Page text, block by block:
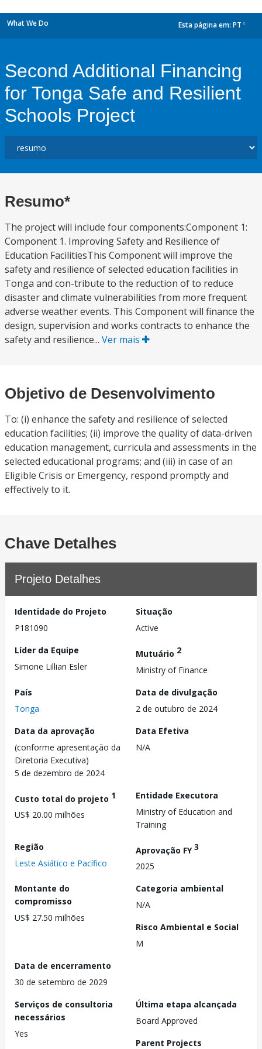
What We Do Esta página em: PT
Second Additional Financing
for Tonga Safe and Resilient
Schools Project
Resumo*
The project will include four components:Component 1:
Component 1. Improving Safety and Resilience of
Education FacilitiesThis Component will improve the
safety and resilience of selected education facilities in
Tonga and con-tribute to the reduction of to reduce
disaster and climate vulnerabilities from more frequent
adverse weather events. This Component will finance the
design, supervision and works contracts to enhance the
safety and resilience... Ver mais
Objetivo de Desenvolvimento
To: (i) enhance the safety and resilience of selected
education facilities; (ii) improve the quality of data-driven
education management, curricula and assessments in the
selected educational programs; and (iii) in case of an
Eligible Crisis or Emergency, respond promptly and
effectively to it.
Chave Detalhes
Projeto Detalhes
Identidade do Projeto
P181090
Situação
Active
Líder da Equipe
Simone Lillian Esler
Mutuário 2
Ministry of Finance
País
Tonga
Data de divulgação
2 de outubro de 2024
Data da aprovação
(conforme apresentação da
Diretoria Executiva)
5 de dezembro de 2024
Data Efetiva
N/A
Custo total do projeto 1
US$ 20.00 milhões
Entidade Executora
Ministry of Education and
Training
Região
Leste Asiático e Pacífico
Aprovação FY3
2025
Montante do
compromisso
US$ 27.50 milhões
Categoria ambiental
N/A
Risco Ambiental e Social
M
Data de encerramento
30 de setembro de 2029
Serviços de consultoria
necessários
Yes
Última etapa alcançada
Board Approved
Parent Projects